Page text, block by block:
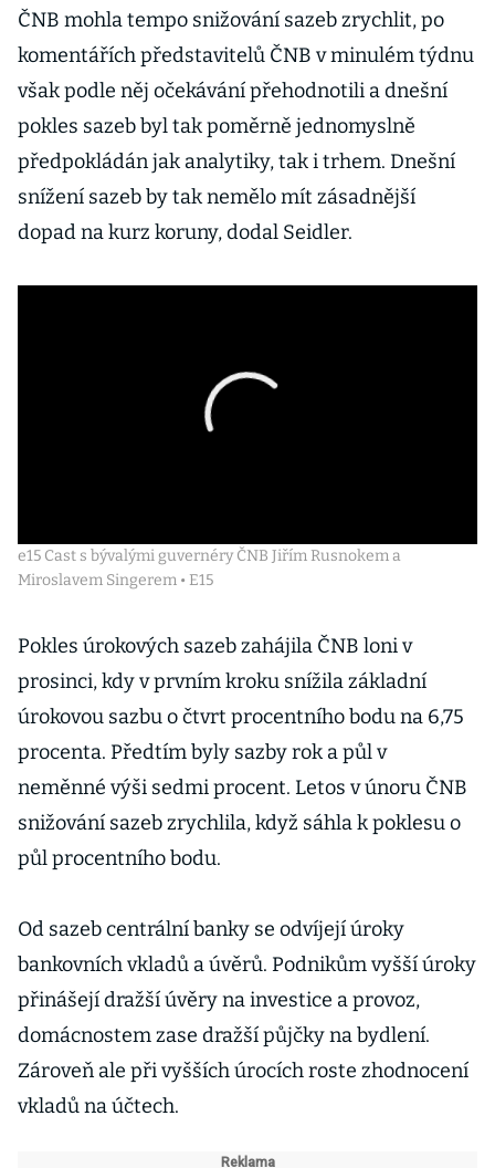
ČNB mohla tempo snižování sazeb zrychlit, po
komentářích představitelů ČNB v minulém týdnu
však podle něj očekávání přehodnotili a dnešní
pokles sazeb byl tak poměrně jednomyslně
předpokládán jak analytiky, tak i trhem. Dnešní
snížení sazeb by tak nemělo mít zásadnější
dopad na kurz koruny, dodal Seidler.
e15 Cast s bývalými guvernéry ČNB Jiřím Rusnokem a
Miroslavem Singerem • E15
Pokles úrokových sazeb zahájila ČNB loni v
prosinci, kdy v prvním kroku snížila základní
úrokovou sazbu o čtvrt procentního bodu na 6,75
procenta. Předtím byly sazby rok a půl v
neměnné výši sedmi procent. Letos v únoru ČNB
snižování sazeb zrychlila, když sáhla k poklesu o
půl procentního bodu.
Od sazeb centrální banky se odvíjejí úroky
bankovních vkladů a úvěrů. Podnikům vyšší úroky
přinášejí dražší úvěry na investice a provoz,
domácnostem zase dražší půjčky na bydlení.
Zároveň ale při vyšších úrocích roste zhodnocení
vkladů na účtech.